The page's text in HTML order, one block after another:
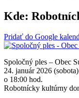
Kde:
Pridať do Google
Spoločný ples – Obec
24. január 2026 (sobota)
o 18:00 hod.
Robotnícky kultúrny